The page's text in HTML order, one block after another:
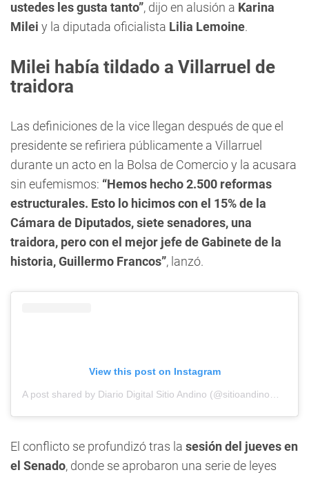
ustedes les gusta tanto”, dijo en alusión a Karina
Milei y la diputada oficialista Lilia Lemoine.
Milei había tildado a Villarruel de
traidora
Las definiciones de la vice llegan después de que el
presidente se refiriera públicamente a Villarruel
durante un acto en la Bolsa de Comercio y la acusara
sin eufemismos: “Hemos hecho 2.500 reformas
estructurales. Esto lo hicimos con el 15% de la
Cámara de Diputados, siete senadores, una
traidora, pero con el mejor jefe de Gabinete de la
historia, Guillermo Francos”, lanzó.
View this post on Instagram
A post shared by Diario Digital Sitio Andino (@sitioandinomza)
El conflicto se profundizó tras la sesión del jueves en
el Senado, donde se aprobaron una serie de leyes